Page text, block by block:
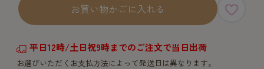
お買い物かごに入れる
平日12時/土日祝9時までのご注文で当日出荷
お選びいただくお支払方法によって発送日は異なります。